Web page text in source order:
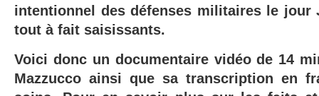
intentionnel des défenses militaires le jour
tout à fait saisissants.
Voici donc un documentaire vidéo de 14
Mazzucco ainsi que sa transcription en